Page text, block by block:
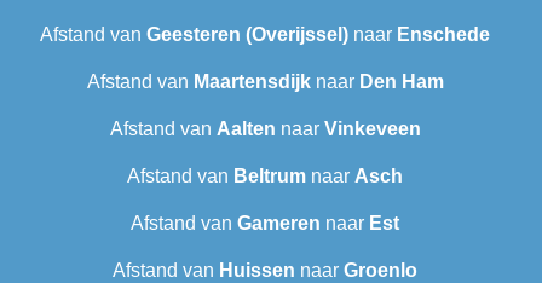
Afstand van Geesteren (Overijssel) naar Enschede
Afstand van Maartensdijknaar Den Ham
Afstand van Aalten naar Vinkeveen
Afstand van Beltrum naar Asch
Afstand van Gameren naar Est
Afstand van Huissen naar Groenlo